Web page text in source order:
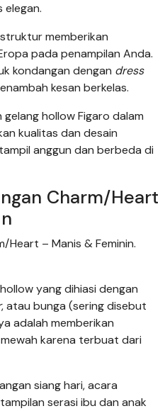
elegan.
memberikan
pada penampilan Anda.
kondangan dengan dress
kesan berkelas.
hollow Figaro dalam
kualitas dan desain
anggun dan berbeda di
Charm/Heart
Heart – Manis & Feminin.
yang dihiasi dengan
, atau bunga (sering disebut
adalah memberikan
karena terbuat dari
siang hari, acara
serasi ibu dan anak